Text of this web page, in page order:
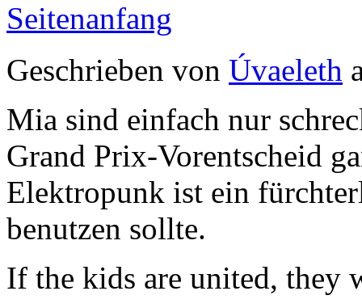
Seitenanfang
Geschrieben von Úvaeleth
Mia sind einfach nur
Grand Prix-Vorentscheid
Elektropunk ist ein
benutzen sollte.
If the kids are united, they